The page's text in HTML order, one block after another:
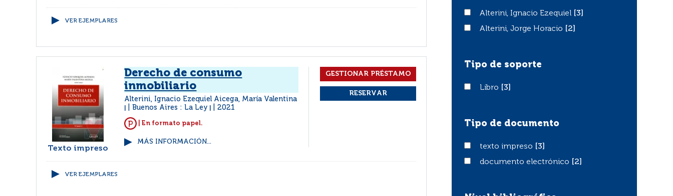
VER EJEMPLARES
Texto impreso
Derecho de consumo
inmobiliario
Alterini, Ignacio Ezequiel Aicega, María Valentina
Buenos Aires : La Ley 2021
| En formato papel.
MÁS INFORMACIÓN...
VER EJEMPLARES
Alterini, Ignacio Ezequiel
Alterini, Ignacio Ezequiel
[3]
Alterini, Jorge Horacio
Alterini, Jorge Horacio [2]
Tipo de soporte
LibroLibro [3]
Tipo de documento
texto impreso
texto impreso
[3]
documento electrónico
documento electrónico [2]